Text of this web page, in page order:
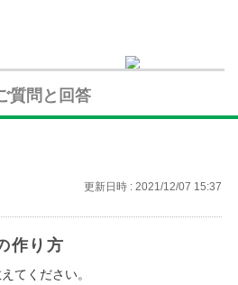
質問と回答
更新日時 : 2021/12/07 15:37
作り方
てください。